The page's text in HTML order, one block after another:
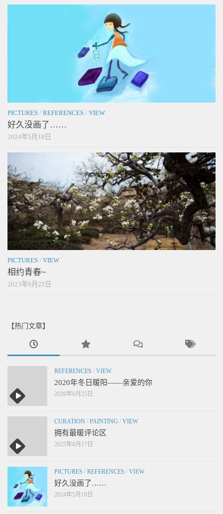
PICTURES / REFERENCES / VIEW
好久没画了……
2024年5月18日
PICTURES / VIEW
相约青春~
2023年9月22日
【热门文章】
REFERENCES / VIEW
2020年冬日暖阳——亲爱的你
2026年6月25日
CURATION / PAINTING / VIEW
拥有最暖评论区
2025年8月17日
PICTURES / REFERENCES / VIEW
好久没画了……
2024年5月18日